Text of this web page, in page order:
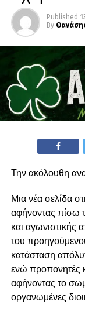
Published
By
Την ακόλουθη
Μια νέα σελίδα
αφήνοντας πίσω
και
του
κατάσταση
ενώ προπονητές
αφήνοντας το
οργανωμένες